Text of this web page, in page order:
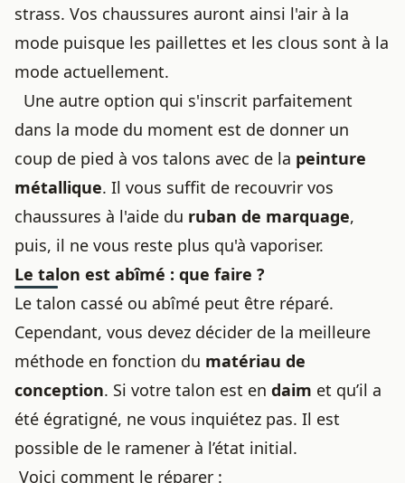
strass. Vos chaussures auront ainsi l'air à la
mode puisque les paillettes et les clous sont à la
mode actuellement.
Une autre option qui s'inscrit parfaitement
dans la mode du moment est de donner un
coup de pied à vos talons avec de la peinture
métallique. Il vous suffit de recouvrir vos
chaussures à l'aide du ruban de marquage,
puis, il ne vous reste plus qu'à vaporiser.
Le talon est abîmé : que faire ?
Le talon cassé ou abîmé peut être réparé.
Cependant, vous devez décider de la meilleure
méthode en fonction du matériau de
conception. Si votre talon est en daim et qu’il a
été égratigné, ne vous inquiétez pas. Il est
possible de le ramener à l’état initial.
Voici comment le réparer :